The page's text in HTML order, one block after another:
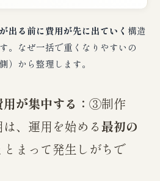
出る前に費用が先に出ていく 構造
。なぜ一括で重くなりやすいの
）から整理します。
が集中する： ③制作
、運用を始める最初の
とまって発生しがちで